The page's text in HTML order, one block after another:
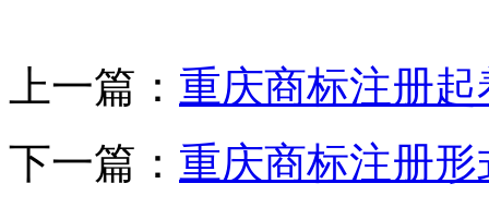
上一篇： 重庆商标注册
下一篇： 重庆商标注册形